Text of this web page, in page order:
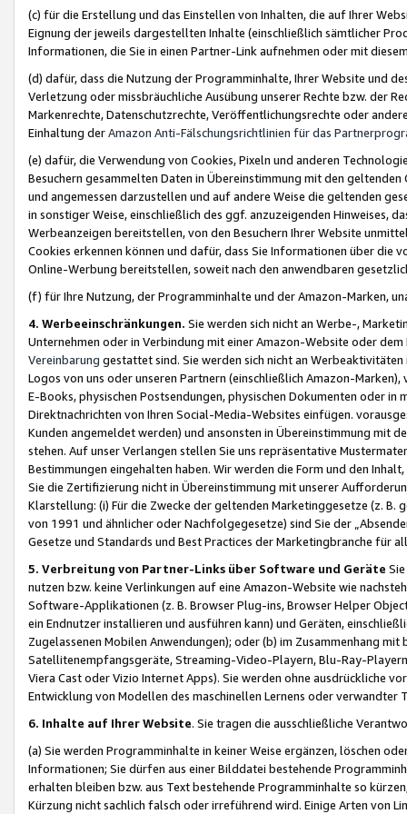
(c) für die Erstellung und das Einstellen von Inhalten, die auf Ihrer
Eignung der jeweils dargestellten Inhalte (einschließlich sämtlicher
Informationen, die Sie in einen Partner-Link aufnehmen oder mit
(d) dafür, dass die Nutzung der Programminhalte, Ihrer Website und
Verletzung oder missbräuchliche Ausübung unserer Rechte bzw. der
Markenrechte, Datenschutzrechte, Veröffentlichungsrechte oder
Einhaltung derAmazon Anti-Fälschungsrichtlinien für das
(e) dafür, die Verwendung von Cookies, Pixeln und anderen
Besuchern gesammelten Daten in Übereinstimmung mit den
und angemessen darzustellen und auf andere Weise die geltenden
in sonstiger Weise, einschließlich des ggf. anzuzeigenden Hinweises,
Werbeanzeigen bereitstellen, von den Besuchern Ihrer Website
Cookies erkennen können und dafür, dass Sie Informationen über die
Online-Werbung bereitstellen, soweit nach den anwendbaren
(f) für Ihre Nutzung, der Programminhalte und der Amazon-Marken,
4. Werbeeinschränkungen. Sie werden sich nicht an Werbe-,
Unternehmen oder in Verbindung mit einer Amazon-Website oder
Vereinbarung gestattet sind. Sie werden sich nicht an
Logos von uns oder unseren Partnern (einschließlich Amazon-
E-Books, physischen Postsendungen, physischen Dokumenten oder in
Direktnachrichten von Ihren Social-Media-Websites einfügen.
Kunden angemeldet werden) und ansonsten in Übereinstimmung mit
stehen. Auf unser Verlangen stellen Sie uns repräsentative
Bestimmungen eingehalten haben. Wir werden die Form und den
Sie die Zertifizierung nicht in Übereinstimmung mit unserer
Klarstellung: (i) Für die Zwecke der geltenden Marketinggesetze (z. B.
von 1991 und ähnlicher oder Nachfolgegesetze) sind Sie der
Gesetze und Standards und Best Practices der Marketingbranche für
5. Verbreitung von Partner-Links über Software und Geräte
nutzen bzw. keine Verlinkungen auf eine Amazon-Website wie
Software-Applikationen (z. B. Browser Plug-ins, Browser Helper
ein Endnutzer installieren und ausführen kann) und Geräten,
Zugelassenen Mobilen Anwendungen); oder (b) im Zusammenhang
Satellitenempfangsgeräte, Streaming-Video-Playern, Blu-Ray-
Viera Cast oder Vizio Internet Apps). Sie werden ohne ausdrückliche
Entwicklung von Modellen des maschinellen Lernens oder
6. Inhalte auf Ihrer Website. Sie tragen die ausschließliche
(a) Sie werden Programminhalte in keiner Weise ergänzen, löschen
Informationen; Sie dürfen aus einer Bilddatei bestehende
erhalten bleiben bzw. aus Text bestehende Programminhalte so
Kürzung nicht sachlich falsch oder irreführend wird. Einige Arten von